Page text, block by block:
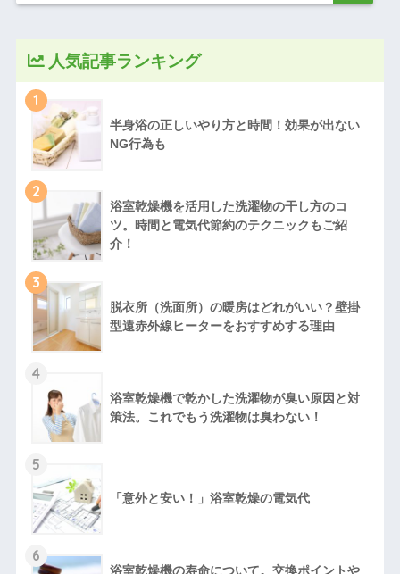
人気記事ランキング
1
半身浴の正しいやり方と時間！効果が出ない
NG行為も
2
浴室乾燥機を活用した洗濯物の干し方のコ
ツ。時間と電気代節約のテクニックもご紹
介！
3
脱衣所（洗面所）の暖房はどれがいい？壁掛
型遠赤外線ヒーターをおすすめする理由
4
浴室乾燥機で乾かした洗濯物が臭い原因と対
策法。これでもう洗濯物は臭わない！
5
「意外と安い！」浴室乾燥の電気代
6
浴室乾燥機の寿命について。交換ポイントや